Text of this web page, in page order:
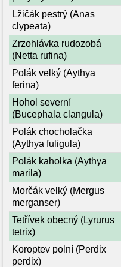
Lžičák pestrý (Anas
clypeata)
Zrzohlávka rudozobá
(Netta rufina)
Polák velký (Aythya
ferina)
Hohol severní
(Bucephala clangula)
Polák chocholačka
(Aythya fuligula)
Polák kaholka (Aythya
marila)
Morčák velký (Mergus
merganser)
Tetřívek obecný (Lyrurus
tetrix)
Koroptev polní (Perdix
perdix)